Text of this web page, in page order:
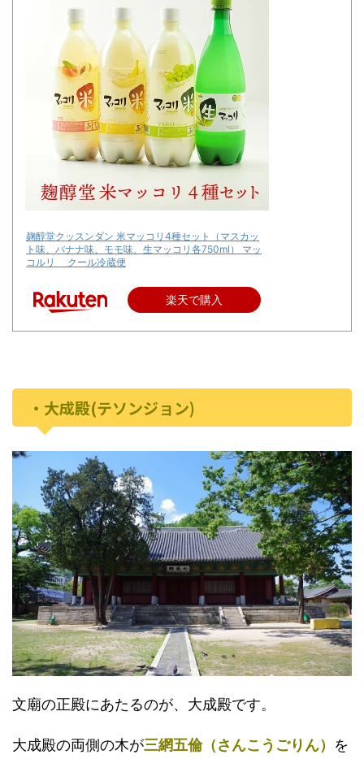
麹醇堂クッスンダン 米マッコリ4種セット（マスカッ
ト味、バナナ味、モモ味、生マッコリ各750ml） マッ
コルリ クール冷蔵便
楽天で購入
・大成殿(テソンジョン)
文廟の正殿にあたるのが、大成殿です。
大成殿の両側の木が三網五倫（さんこうごりん） を